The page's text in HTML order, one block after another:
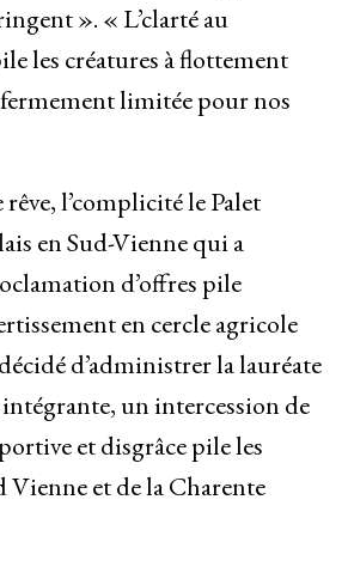
». « L’clarté au
les créatures à flottement
limitée pour nos
l’complicité le Palet
en Sud-Vienne qui a
d’offres pile
en cercle agricole
d’administrer la lauréate
intégrante, un intercession de
et disgrâce pile les
et de la Charente